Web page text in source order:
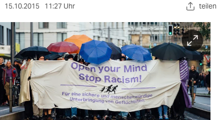
sport
berlin
nord
wahrheit
15.10.2015 11:27 Uhr teilen